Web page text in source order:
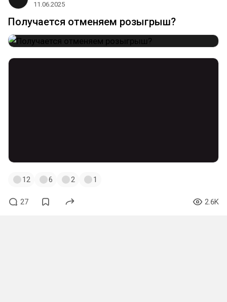
11.06.2025
Получается отменяем розыгрыш?
12 6 2 1
27 2.6K